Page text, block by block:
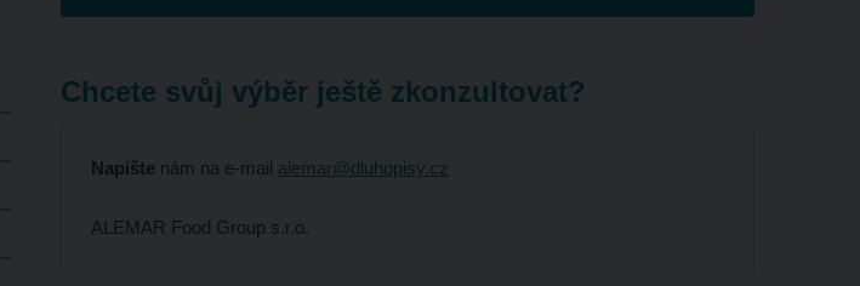
odeslat.
Chcete svůj výběr ještě zkonzultovat?
Napište nám na e-mail alemar@dluhopisy.cz
ALEMAR Food Group s.r.o.